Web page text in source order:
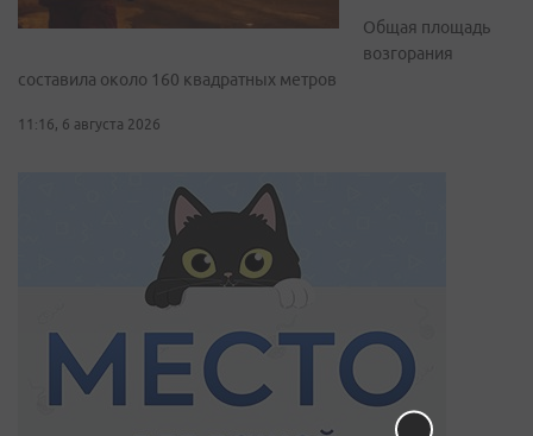
Общая площадь
возгорания
составила около 160 квадратных метров
11:16, 6 августа 2026